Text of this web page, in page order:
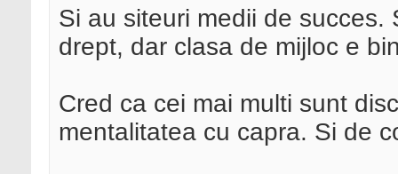
Si au siteuri medii de
drept, dar clasa de mijloc e
Cred ca cei mai multi sunt
mentalitatea cu capra. Si de